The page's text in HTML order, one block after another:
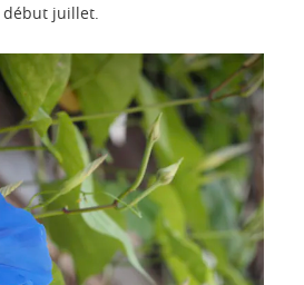
juillet.